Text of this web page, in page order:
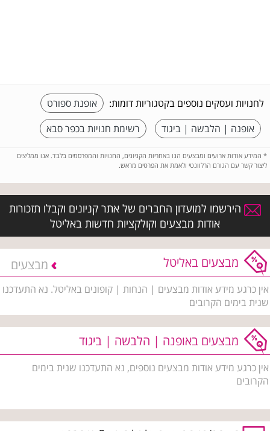
לחנויות ועסקים נוספים בקטגוריות דומות:
אופנת ספורט
אופנה | הלבשה | ביגוד
רשימת חנויות בכפר סבא
* המידע אודות ארועים ומבצעים הנו באחריות הקניונים, החנויות והמפרסמים בלבד. אנו ממליצים
ליצור קשר עם הגורם הרלוונטי ולאמת את הפרטים מראש.
הירשמו למועדון החברים של אתר קניונים וקבלו תזכורות
אודות מבצעים וקולקציות חדשות באליטל
מבצעים באליטל מבצעים
אין כרגע מידע אודות מבצעים | הנחות | קופונים באליטל. נא התעדכנו
שנית בימים הקרובים
מבצעים באופנה | הלבשה | ביגוד
אין כרגע מידע אודות מבצעים נוספים, נא התעדכנו שנית בימים
הקרובים